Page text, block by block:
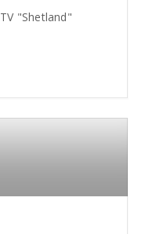
"Shetland"